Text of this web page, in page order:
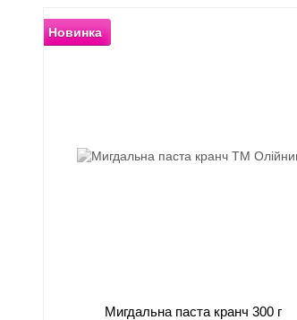
Новинка
Мигдальна паста кранч 300 г